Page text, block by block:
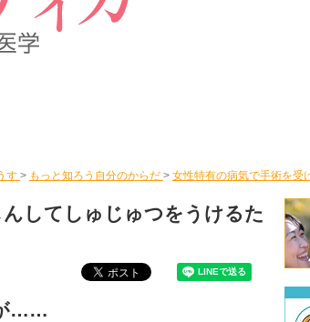
す > もっと知ろう自分のからだ > 女性特有の病気で手術を受
んしてしゅじゅつをうけるた
……